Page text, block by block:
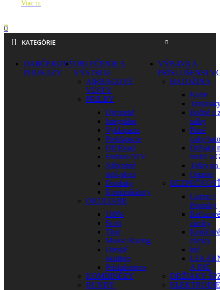
Viac tu
0
KATEGÓRIE
DARČEKOVÉ
POUKAZY
OBLEČENIE A
VÝSTROJ
AIRBAGOVÉ
VESTY
PRILBY
Otvorené
Integrálne
Vyklápacie
Preklápacie
Off Road
Enduro/ATV
Náhradné
sklá-plexi
Doplnky
Komunikátory
OKULIARE
100%
Scott
Thor
Moose Racing
Detské
okuliare
Príslušenstvo
KOMBINÉZY
BUNDY
VÝBAVA A
BATOŽINA
Kufre
Bočné a
tašky
Pitné
vaky/
Držiaky
mobil a
Tašky na
Ostatné
Gurtne /
Popruhy
Reťazové
zámky
Kotúčové
zámky
Iné
A INÉ
DRŽIAKY